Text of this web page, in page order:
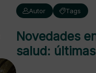
Autor Tags
Novedades
salud: